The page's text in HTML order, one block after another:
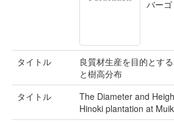
バー
タイトル
良質材生産を目的とす
と樹高分布
タイトル
The Diameter and
Hinoki plantation at